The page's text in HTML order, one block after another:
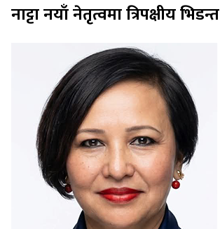
नाट्टा नयाँ नेतृत्वमा त्रिपक्षीय भिडन्त